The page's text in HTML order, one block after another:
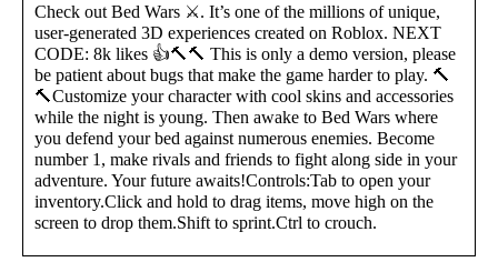
Check out Bed Wars ⚔️. It’s one of the millions of unique,
user-generated 3D experiences created on Roblox. NEXT
CODE: 8k likes 👍🔨🔨 This is only a demo version, please
be patient about bugs that make the game harder to play. 🔨
🔨Customize your character with cool skins and accessories
while the night is young. Then awake to Bed Wars where
you defend your bed against numerous enemies. Become
number 1, make rivals and friends to fight along side in your
adventure. Your future awaits!Controls:Tab to open your
inventory.Click and hold to drag items, move high on the
screen to drop them.Shift to sprint.Ctrl to crouch.